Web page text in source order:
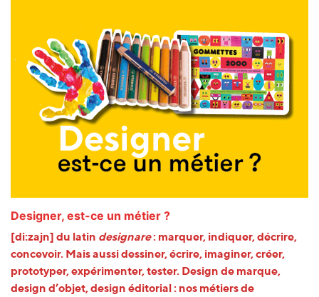
Designer, est-ce un métier ?
[di:zajn] du latin designare: marquer, indiquer, décrire,
concevoir. Mais aussi dessiner, écrire, imaginer, créer,
prototyper, expérimenter, tester. Design de marque,
design d’objet, design éditorial : nos métiers de